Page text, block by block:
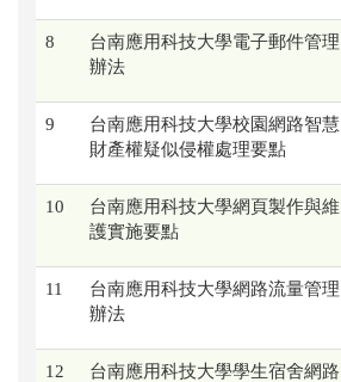
8
台南應用科技大學電子郵件管理
辦法
9
台南應用科技大學校園網路智慧
財產權疑似侵權處理要點
10
台南應用科技大學網頁製作與維
護實施要點
11
台南應用科技大學網路流量管理
辦法
12 台南應用科技大學學生宿舍網路